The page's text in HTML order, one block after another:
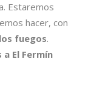
Estaremos
hacer, con
fuegos.
El Fermín